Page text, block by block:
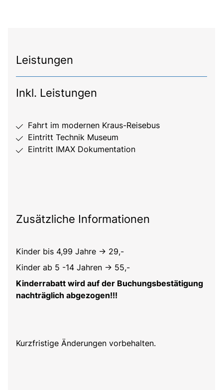
Leistungen
Inkl. Leistungen
Fahrt im modernen Kraus-Reisebus
Eintritt Technik Museum
Eintritt IMAX Dokumentation
Zusätzliche Informationen
Kinder bis 4,99 Jahre -> 29,-
Kinder ab 5 -14 Jahren -> 55,-
Kinderrabatt wird auf der Buchungsbestätigung
nachträglich abgezogen!!!
Kurzfristige Änderungen vorbehalten.